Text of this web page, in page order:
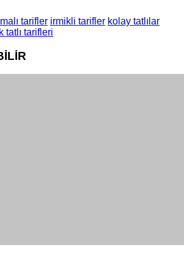
tarifler irmikli tarifler kolay tatlılar
tatlı tarifleri